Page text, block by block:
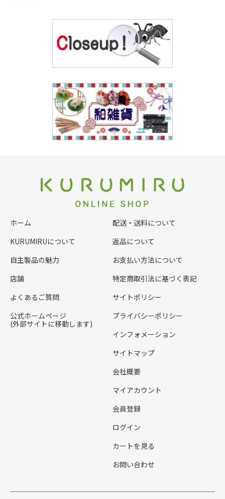
ホーム
KURUMIRUについて
自主製品の魅力
店舗
よくあるご質問
公式ホームページ
(外部サイトに移動します)
配送・送料について
返品について
お支払い方法について
特定商取引法に基づく表記
サイトポリシー
プライバシーポリシー
インフォメーション
サイトマップ
会社概要
マイアカウント
会員登録
ログイン
カートを見る
お問い合わせ